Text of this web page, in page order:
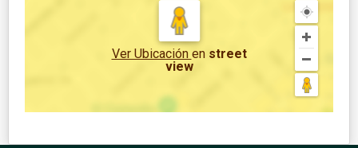
Ver Ubicación en street
view